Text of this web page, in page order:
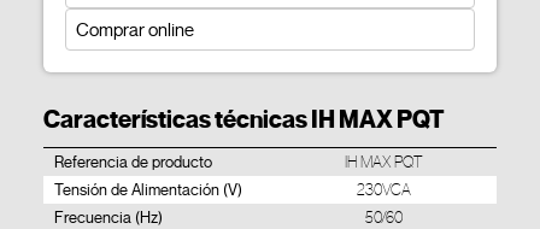
Comprar online
Características técnicas IH MAX PQT
Referencia de producto IH MAX PQT
Tensión de Alimentación (V) 230VCA
Frecuencia (Hz) 50/60